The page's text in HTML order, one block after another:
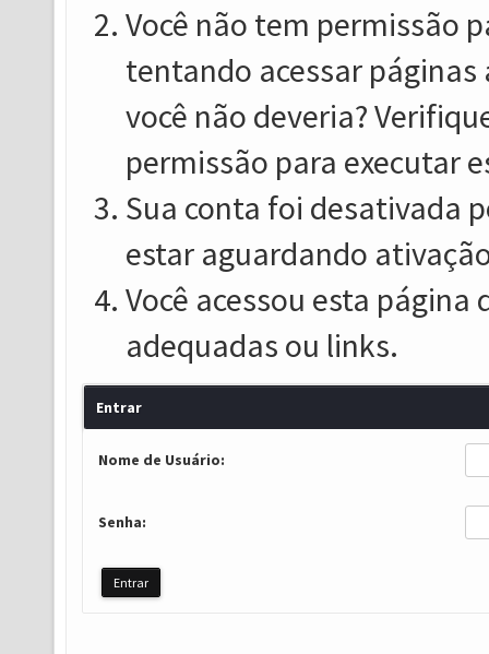
Você não tem permissão
tentando acessar
você não deveria?
permissão para executar
Sua conta foi desativada
estar aguardando
Você acessou esta
adequadas ou links.
Entrar
Nome de Usuário:
Senha: